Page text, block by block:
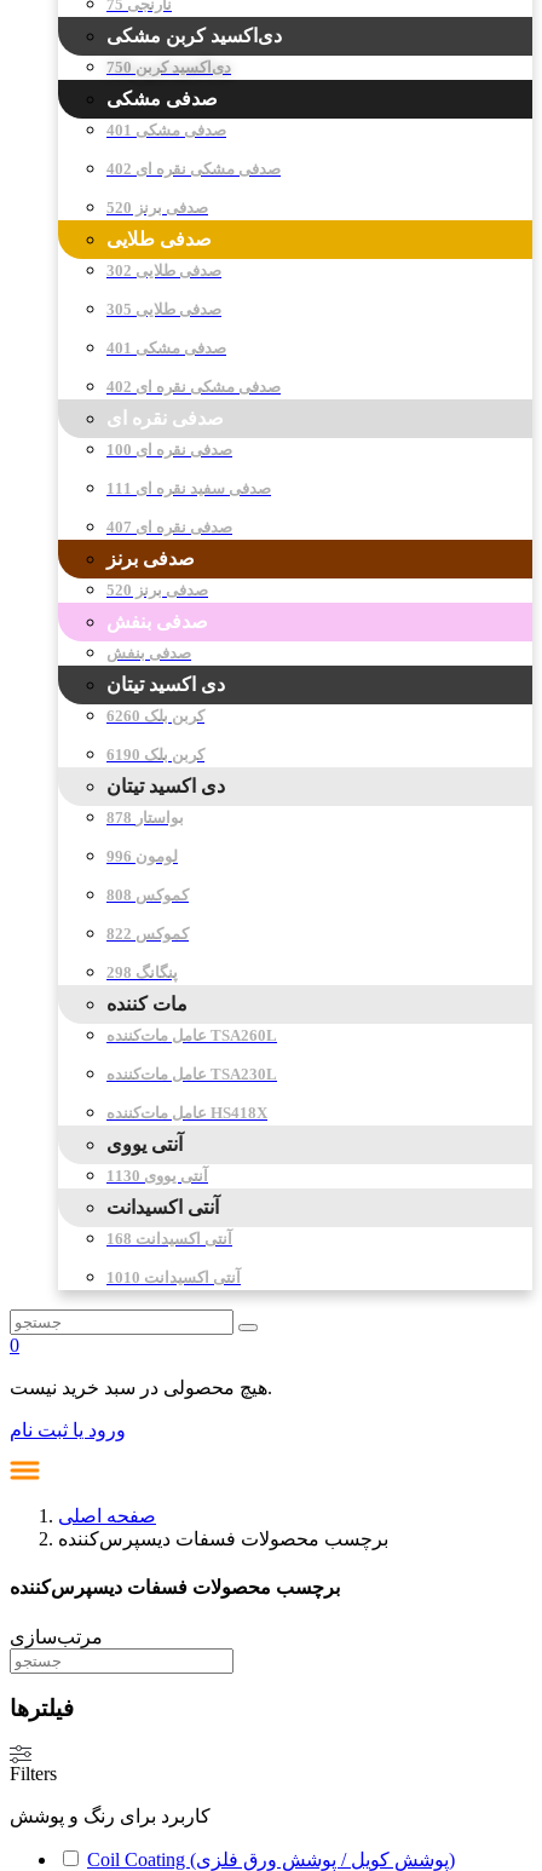
نارنجی 75
دی‌اکسید کربن مشکی
دی‌اکسید کربن 750
صدفی مشکی
صدفی مشکی 401
صدفی مشکی نقره ای 402
صدفی برنز 520
صدفی طلایی
صدفی طلایی 302
صدفی طلایی 305
صدفی مشکی 401
صدفی مشکی نقره ای 402
صدفی نقره ای
صدفی نقره ای 100
صدفی سفید نقره ای 111
صدفی نقره ای 407
صدفی برنز
صدفی برنز 520
صدفی بنفش
صدفی بنفش
دی اکسید تیتان
کربن بلک 6260
کربن بلک 6190
دی اکسید تیتان
878 بواستار
996 لومون
808 کموکس
822 کموکس
298 پنگانگ
مات کننده
عامل مات‌کننده TSA260L
عامل مات‌کننده TSA230L
عامل مات‌کننده HS418X
آنتی یووی
آنتی یووی 1130
آنتی اکسیدانت
آنتی اکسیدانت 168
آنتی اکسیدانت 1010
0
هیچ محصولی در سبد خرید نیست.
ورود یا ثبت نام
صفحه اصلی
برچسب محصولات فسفات دیسپرس‌کننده
برچسب محصولات فسفات دیسپرس‌کننده
مرتب‌سازی
فیلترها
Filters
کاربرد برای رنگ و پوشش
Coil Coating (پوشش کویل / پوشش ورق فلزی)